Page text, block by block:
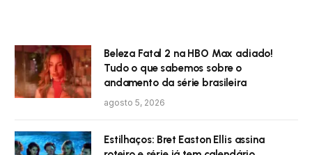
Beleza Fatal 2 na HBO Max adiado!
Tudo o que sabemos sobre o
andamento da série brasileira
agosto 5, 2026
Estilhaços: Bret Easton Ellis assina